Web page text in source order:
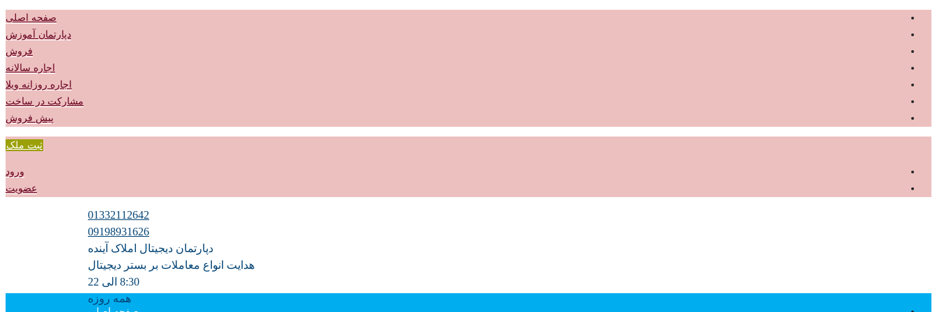
صفحه اصلی
دپارتمان آموزش
فروش
اجاره سالانه
اجاره روزانه ویلا
مشارکت در ساخت
پیش فروش
ثبت ملک
ورود
عضویت
01332112642
09198931626
دپارتمان دیجیتال املاک آینده
هدایت انواع معاملات بر بستر دیجیتال
8:30 الی 22
همه روزه